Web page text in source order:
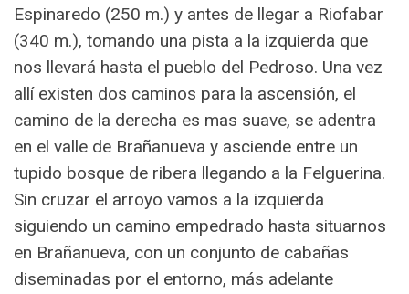
Espinaredo (250 m.) y antes de llegar a Riofabar
(340 m.), tomando una pista a la izquierda que
nos llevará hasta el pueblo del Pedroso. Una vez
allí existen dos caminos para la ascensión, el
camino de la derecha es mas suave, se adentra
en el valle de Brañanueva y asciende entre un
tupido bosque de ribera llegando a la Felguerina.
Sin cruzar el arroyo vamos a la izquierda
siguiendo un camino empedrado hasta situarnos
en Brañanueva, con un conjunto de cabañas
diseminadas por el entorno, más adelante